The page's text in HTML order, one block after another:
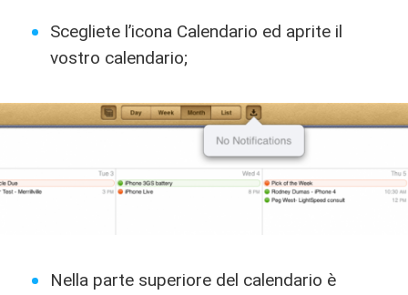
Scegliete l’icona Calendario ed aprite il
vostro calendario;
Nella parte superiore del calendario è